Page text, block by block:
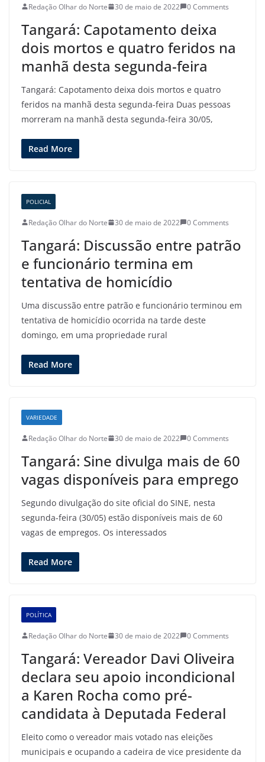
Redação Olhar do Norte 30 de maio de 2022 0 Comments
Tangará: Capotamento deixa
dois mortos e quatro feridos na
manhã desta segunda-feira
Tangará: Capotamento deixa dois mortos e quatro
feridos na manhã desta segunda-feira Duas pessoas
morreram na manhã desta segunda-feira 30/05,
Read More
POLICIAL
Redação Olhar do Norte 30 de maio de 2022 0 Comments
Tangará: Discussão entre patrão
e funcionário termina em
tentativa de homicídio
Uma discussão entre patrão e funcionário terminou em
tentativa de homicídio ocorrida na tarde deste
domingo, em uma propriedade rural
Read More
VARIEDADE
Redação Olhar do Norte 30 de maio de 2022 0 Comments
Tangará: Sine divulga mais de 60
vagas disponíveis para emprego
Segundo divulgação do site oficial do SINE, nesta
segunda-feira (30/05) estão disponíveis mais de 60
vagas de empregos. Os interessados
Read More
POLÍTICA
Redação Olhar do Norte 30 de maio de 2022 0 Comments
Tangará: Vereador Davi Oliveira
declara seu apoio incondicional
a Karen Rocha como pré-
candidata à Deputada Federal
Eleito como o vereador mais votado nas eleições
municipais e ocupando a cadeira de vice presidente da